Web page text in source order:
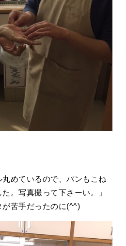
丸めているので、パンもこね
。写真撮って下さーい。」
が苦手だったのに(^^)